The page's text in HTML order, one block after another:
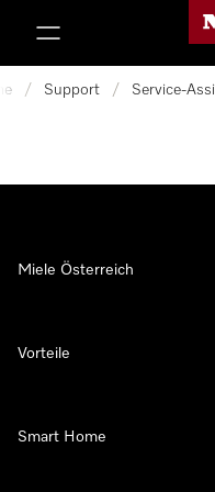
/ Support / Service-
Miele Österreich
Vorteile
Smart Home